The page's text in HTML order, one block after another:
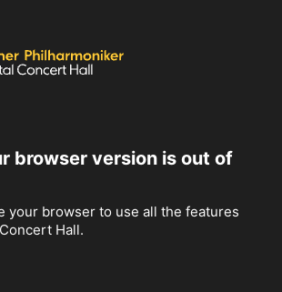
browser version is out of
your browser to use all the features
Hall.